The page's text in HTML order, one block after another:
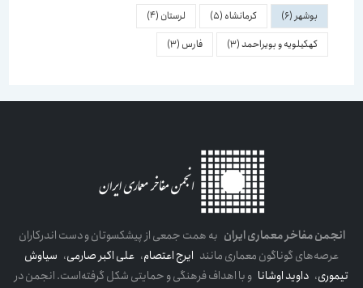
بوشهر(6) کرمانشاه(5) لرستان(4)
کهکیلویه و بویراحمد(3) فارس(3)
انجمن مفاخر معماری ایرانبه همت جمعی از پیشکسوتان و دست اندرکاران
عرصه‌های گوناگون معماری مانندایرج اعتصام،علی اکبر صارمی،سیاوش
تیموری،داوید اوشاناو با اهداف فرهنگی و حمایتی شکل گرفته‌است. انجمن در